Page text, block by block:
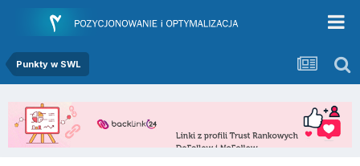
Punkty w SWL